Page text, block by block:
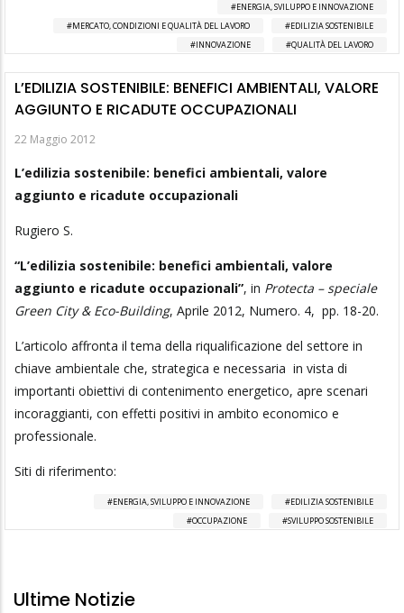
ENERGIA, SVILUPPO E INNOVAZIONE
MERCATO, CONDIZIONI E QUALITÀ DEL LAVORO
EDILIZIA SOSTENIBILE
INNOVAZIONE
QUALITÀ DEL LAVORO
L’EDILIZIA SOSTENIBILE: BENEFICI AMBIENTALI, VALORE
AGGIUNTO E RICADUTE OCCUPAZIONALI
22 Maggio 2012
L’edilizia sostenibile: benefici ambientali, valore
aggiunto e ricadute occupazionali
Rugiero S.
“L’edilizia sostenibile: benefici ambientali, valore
aggiunto e ricadute occupazionali”, in Protecta – speciale
Green City & Eco-Building, Aprile 2012, Numero. 4, pp. 18-20.
L’articolo affronta il tema della riqualificazione del settore in
chiave ambientale che, strategica e necessaria in vista di
importanti obiettivi di contenimento energetico, apre scenari
incoraggianti, con effetti positivi in ambito economico e
professionale.
Siti di riferimento:
ENERGIA, SVILUPPO E INNOVAZIONE
EDILIZIA SOSTENIBILE
OCCUPAZIONE
SVILUPPO SOSTENIBILE
Ultime Notizie